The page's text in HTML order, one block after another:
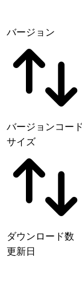
バージョン
バージョンコード
サイズ
ダウンロード数
更新日